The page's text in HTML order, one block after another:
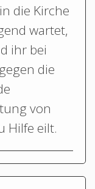
die Kirche
wartet,
ihr bei
die
von
Hilfe eilt.